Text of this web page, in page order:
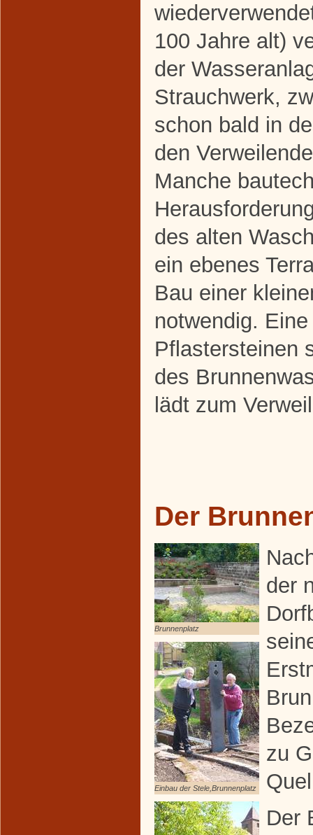
100 Jahre alt)
der
Strauchwerk,
schon bald in
den
Manche
des alten
ein ebenes
Bau einer
notwendig.
Pflastersteinen
des
lädt zum
Der
Brunnenplatz
Einbau der Stele,Brunnenplatz
der
zu
Der